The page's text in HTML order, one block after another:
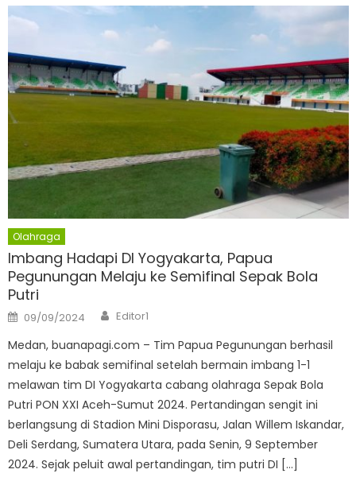
Olahraga
Imbang Hadapi DI Yogyakarta, Papua
Pegunungan Melaju ke Semifinal Sepak Bola
Putri
Posted
on
09/09/2024 Author
Editor1
Medan, buanapagi.com – Tim Papua Pegunungan berhasil
melaju ke babak semifinal setelah bermain imbang 1-1
melawan tim DI Yogyakarta cabang olahraga Sepak Bola
Putri PON XXI Aceh-Sumut 2024. Pertandingan sengit ini
berlangsung di Stadion Mini Disporasu, Jalan Willem Iskandar,
Deli Serdang, Sumatera Utara, pada Senin, 9 September
2024. Sejak peluit awal pertandingan, tim putri DI […]